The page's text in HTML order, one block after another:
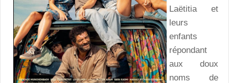
Laëtitia et
leurs
enfants
répondant
aux doux
noms de